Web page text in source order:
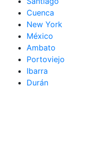
Cuenca
New York
México
Ambato
Portoviejo
Ibarra
Durán